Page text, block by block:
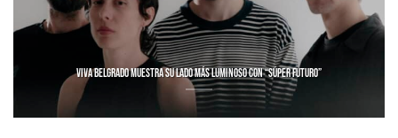
VIVA BELGRADO MUESTRA SU LADO MÁS LUMINOSO CON “SÚPER FUTURO”